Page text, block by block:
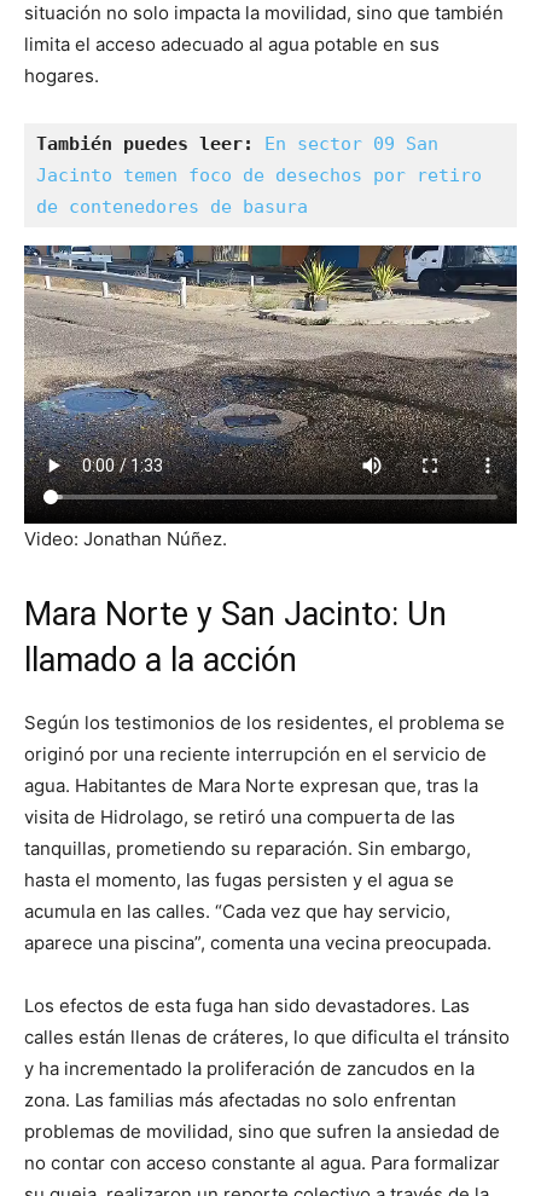
situación no solo impacta la movilidad, sino que también
limita el acceso adecuado al agua potable en sus
hogares.
También puedes leer:
En sector 09 San
Jacinto temen foco de desechos por retiro
de contenedores de basura
Video: Jonathan Núñez.
Mara Norte y San Jacinto: Un
llamado a la acción
Según los testimonios de los residentes, el problema se
originó por una reciente interrupción en el servicio de
agua. Habitantes de Mara Norte expresan que, tras la
visita de Hidrolago, se retiró una compuerta de las
tanquillas, prometiendo su reparación. Sin embargo,
hasta el momento, las fugas persisten y el agua se
acumula en las calles. “Cada vez que hay servicio,
aparece una piscina”, comenta una vecina preocupada.
Los efectos de esta fuga han sido devastadores. Las
calles están llenas de cráteres, lo que dificulta el tránsito
y ha incrementado la proliferación de zancudos en la
zona. Las familias más afectadas no solo enfrentan
problemas de movilidad, sino que sufren la ansiedad de
no contar con acceso constante al agua. Para formalizar